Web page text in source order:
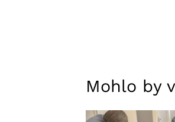
Mohlo by